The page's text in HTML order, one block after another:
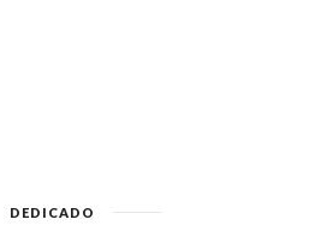
DEDICADO